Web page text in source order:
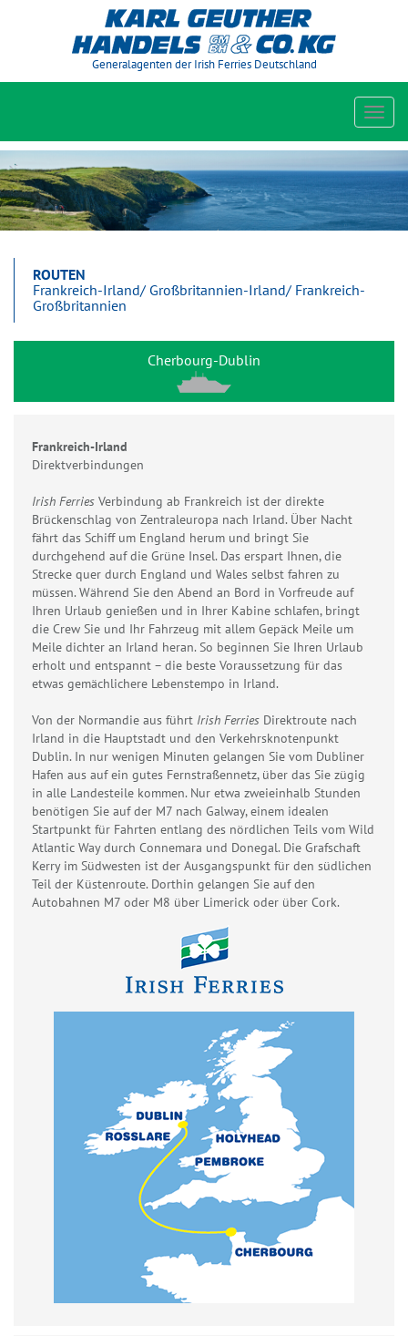
Generalagenten der Irish Ferries Deutschland
ROUTEN
Frankreich-Irland/ Großbritannien-Irland/ Frankreich-
Großbritannien
Cherbourg-Dublin
Frankreich-Irland
Direktverbindungen
Irish Ferries Verbindung ab Frankreich ist der direkte
Brückenschlag von Zentraleuropa nach Irland. Über Nacht
fährt das Schiff um England herum und bringt Sie
durchgehend auf die Grüne Insel. Das erspart Ihnen, die
Strecke quer durch England und Wales selbst fahren zu
müssen. Während Sie den Abend an Bord in Vorfreude auf
Ihren Urlaub genießen und in Ihrer Kabine schlafen, bringt
die Crew Sie und Ihr Fahrzeug mit allem Gepäck Meile um
Meile dichter an Irland heran. So beginnen Sie Ihren Urlaub
erholt und entspannt – die beste Voraussetzung für das
etwas gemächlichere Lebenstempo in Irland.
Von der Normandie aus führt Irish Ferries Direktroute nach
Irland in die Hauptstadt und den Verkehrsknotenpunkt
Dublin. In nur wenigen Minuten gelangen Sie vom Dubliner
Hafen aus auf ein gutes Fernstraßennetz, über das Sie zügig
in alle Landesteile kommen. Nur etwa zweieinhalb Stunden
benötigen Sie auf der M7 nach Galway, einem idealen
Startpunkt für Fahrten entlang des nördlichen Teils vom Wild
Atlantic Way durch Connemara und Donegal. Die Grafschaft
Kerry im Südwesten ist der Ausgangspunkt für den südlichen
Teil der Küstenroute. Dorthin gelangen Sie auf den
Autobahnen M7 oder M8 über Limerick oder über Cork.